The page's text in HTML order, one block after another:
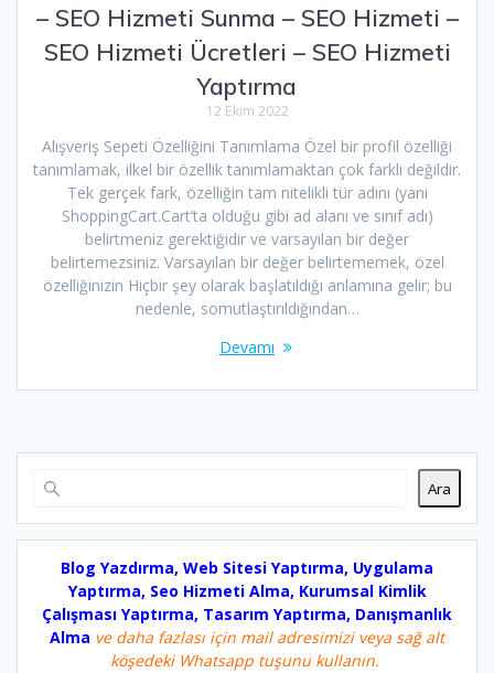
– SEO Hizmeti Sunma – SEO Hizmeti –
SEO Hizmeti Ücretleri – SEO Hizmeti
Yaptırma
12 Ekim 2022
Alışveriş Sepeti Özelliğini Tanımlama Özel bir profil özelliği
tanımlamak, ilkel bir özellik tanımlamaktan çok farklı değildir.
Tek gerçek fark, özelliğin tam nitelikli tür adını (yani
ShoppingCart.Cart’ta olduğu gibi ad alanı ve sınıf adı)
belirtmeniz gerektiğidir ve varsayılan bir değer
belirtemezsiniz. Varsayılan bir değer belirtememek, özel
özelliğinizin Hiçbir şey olarak başlatıldığı anlamına gelir; bu
nedenle, somutlaştırıldığından…
Devamı
Ara
Blog Yazdırma, Web Sitesi Yaptırma, Uygulama
Yaptırma, Seo Hizmeti Alma, Kurumsal Kimlik
Çalışması Yaptırma, Tasarım Yaptırma, Danışmanlık
Alma ve daha fazlası için mail adresimizi veya sağ alt
köşedeki Whatsapp tuşunu kullanın.